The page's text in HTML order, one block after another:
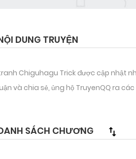
DUNG TRUYỆN
Chiguhagu Trick được cập nhật
và chia sẻ, ủng hộ TruyenQQ ra
SÁCH CHƯƠNG